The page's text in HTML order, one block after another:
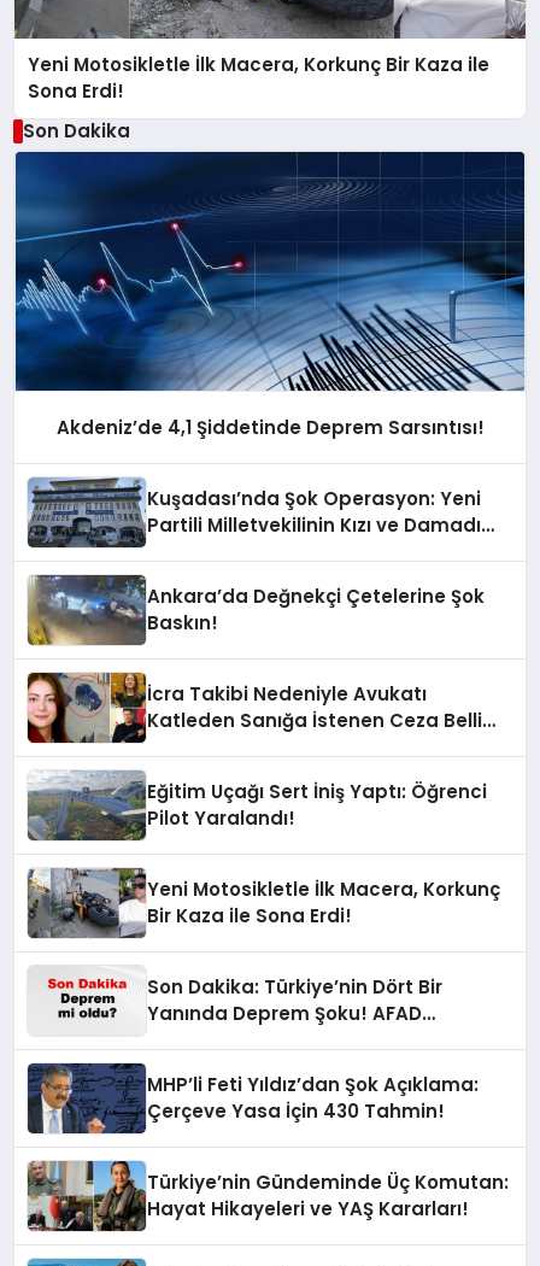
Yeni Motosikletle İlk Macera, Korkunç Bir Kaza ile
Sona Erdi!
Son Dakika
Akdeniz’de 4,1 Şiddetinde Deprem Sarsıntısı!
Kuşadası’nda Şok Operasyon: Yeni
Partili Milletvekilinin Kızı ve Damadı
Ankara’da Değnekçi Çetelerine Şok
Baskın!
İcra Takibi Nedeniyle Avukatı
Katleden Sanığa İstenen Ceza Belli
Eğitim Uçağı Sert İniş Yaptı: Öğrenci
Pilot Yaralandı!
Yeni Motosikletle İlk Macera, Korkunç
Bir Kaza ile Sona Erdi!
Son Dakika: Türkiye’nin Dört Bir
Yanında Deprem Şoku! AFAD
MHP’li Feti Yıldız’dan Şok Açıklama:
Çerçeve Yasa İçin 430 Tahmin!
Türkiye’nin Gündeminde Üç Komutan:
Hayat Hikayeleri ve YAŞ Kararları!